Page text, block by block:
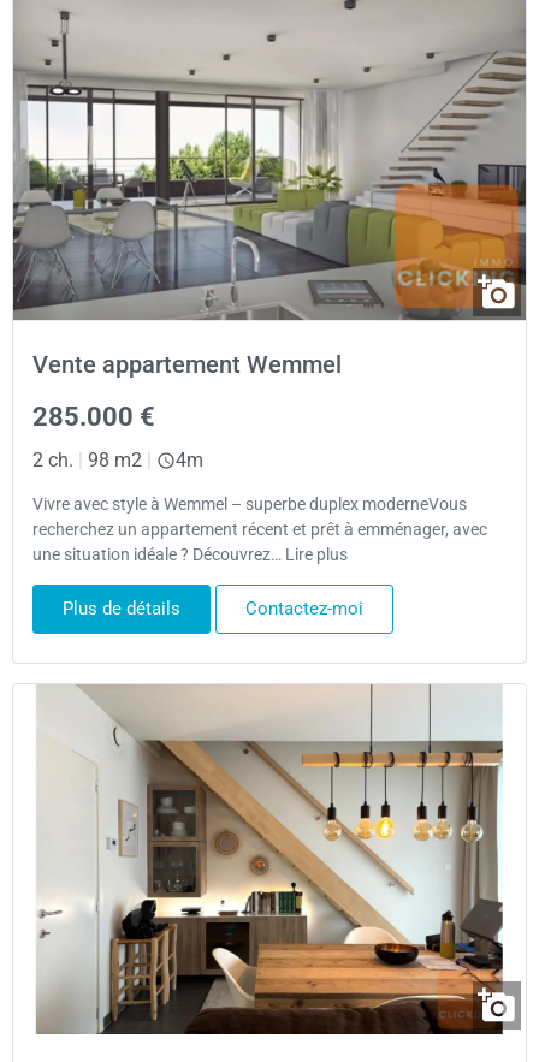
Vente appartement Wemmel
285.000 €
2 ch. | 98 m2 | 4m
Vivre avec style à Wemmel – superbe duplex moderneVous
recherchez un appartement récent et prêt à emménager, avec
une situation idéale ? Découvrez… Lire plus
Plus de détails Contactez-moi